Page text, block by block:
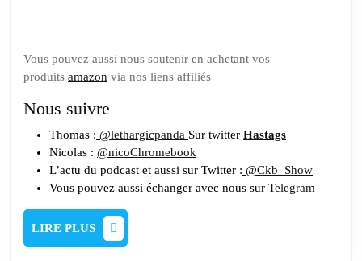
Vous pouvez aussi nous soutenir en achetant vos
produits amazon via nos liens affiliés
Nous suivre
Thomas : @lethargicpanda Sur twitter Hastags
Nicolas : @nicoChromebook
L’actu du podcast et aussi sur Twitter : @Ckb_Show
Vous pouvez aussi échanger avec nous sur Telegram
LIRE PLUS
LIRE
PLUS